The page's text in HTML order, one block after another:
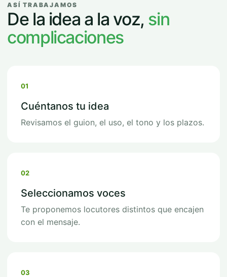
ASÍ TRABAJAMOS
De la idea a la voz, sin
complicaciones
01
Cuéntanos tu idea
Revisamos el guion, el uso, el tono y los plazos.
02
Seleccionamos voces
Te proponemos locutores distintos que encajen
con el mensaje.
03